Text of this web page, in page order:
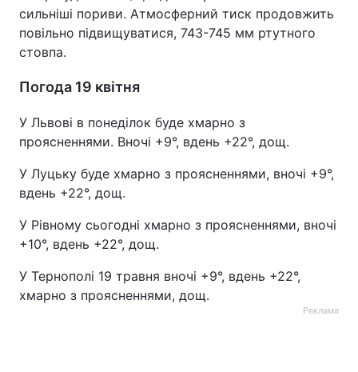
сильніші пориви. Атмосферний тиск продовжить
повільно підвищуватися, 743-745 мм ртутного
стовпа.
Погода 19 квітня
У Львові в понеділок буде хмарно з
проясненнями. Вночі +9°, вдень +22°, дощ.
У Луцьку буде хмарно з проясненнями, вночі +9°,
вдень +22°, дощ.
У Рівному сьогодні хмарно з проясненнями, вночі
+10°, вдень +22°, дощ.
У Тернополі 19 травня вночі +9°, вдень +22°,
хмарно з проясненнями, дощ.
Реклама